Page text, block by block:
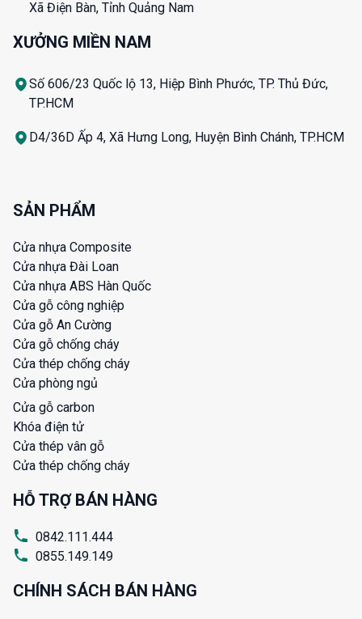
Xã Điện Bàn, Tỉnh Quảng Nam
XƯỞNG MIỀN NAM
Số 606/23 Quốc lộ 13, Hiệp Bình Phước, TP. Thủ Đức,
TP.HCM
D4/36D Ấp 4, Xã Hưng Long, Huyện Bình Chánh, TP.HCM
SẢN PHẨM
Cửa nhựa Composite
Cửa nhựa Đài Loan
Cửa nhựa ABS Hàn Quốc
Cửa gỗ công nghiệp
Cửa gỗ An Cường
Cửa gỗ chống cháy
Cửa thép chống cháy
Cửa phòng ngủ
Cửa gỗ carbon
Khóa điện tử
Cửa thép vân gỗ
Cửa thép chống cháy
HỖ TRỢ BÁN HÀNG
0842.111.444
0855.149.149
CHÍNH SÁCH BÁN HÀNG